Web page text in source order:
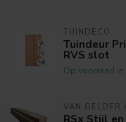
TUINDECO
Tuindeur
RVS slot
Op voorraad
VAN GELDER
RSx Stijl